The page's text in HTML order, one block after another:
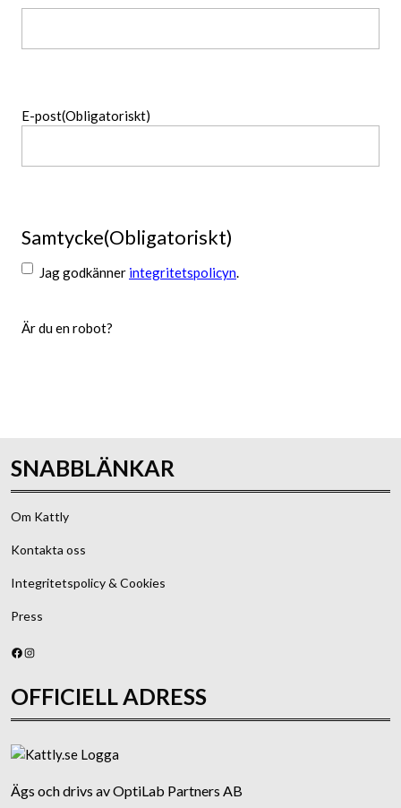
E-post(Obligatoriskt)
Samtycke(Obligatoriskt)
Jag godkänner integritetspolicyn.
Är du en robot?
SNABBLÄNKAR
Om Kattly
Kontakta oss
Integritetspolicy & Cookies
Press
Facebook
Instagram
OFFICIELL ADRESS
Ägs och drivs av OptiLab Partners AB